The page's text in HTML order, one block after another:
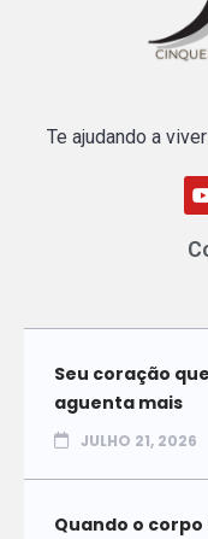
Te ajudando a
Seu coração
aguenta mais
JULHO 21, 2026
Quando o